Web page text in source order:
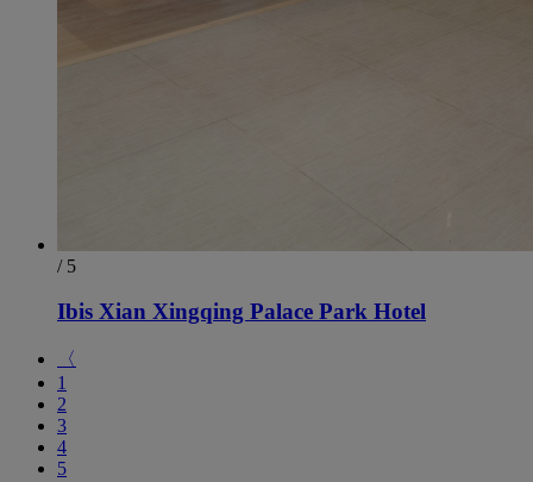
/ 5
Ibis Xian Xingqing Palace Park Hotel
〈
1
2
3
4
5